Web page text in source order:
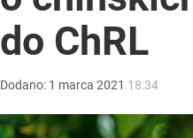
do ChRL
Dodano: 1 marca 2021 18:34